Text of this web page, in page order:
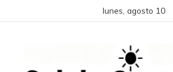
lunes, agosto 10